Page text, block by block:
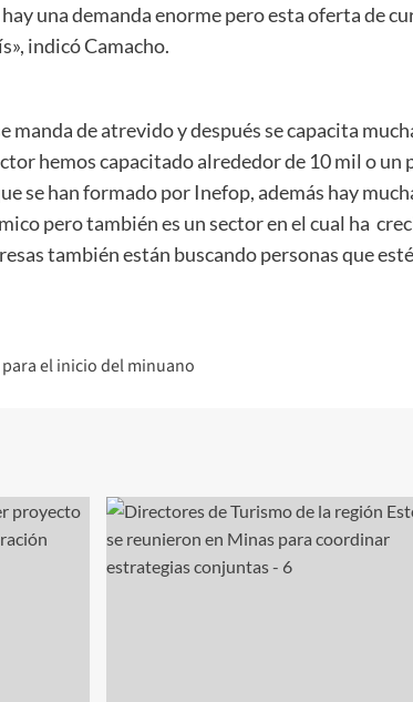
una demanda enorme pero esta oferta de
indicó Camacho.
manda de atrevido y después se capacita
hemos capacitado alrededor de 10 mil o
se han formado por Inefop, además hay
pero también es un sector en el cual ha
también están buscando personas que
el inicio del minuano